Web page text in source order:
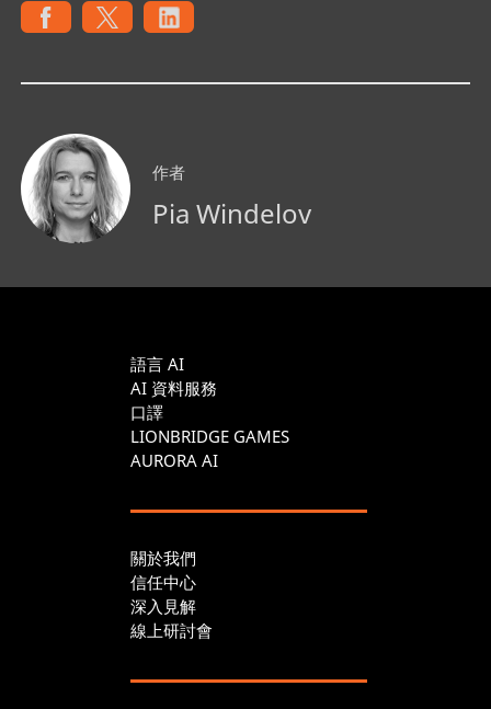
作者
Pia Windelov
語言 AI
AI 資料服務
口譯
LIONBRIDGE GAMES
AURORA AI
關於我們
信任中心
深入見解
線上研討會